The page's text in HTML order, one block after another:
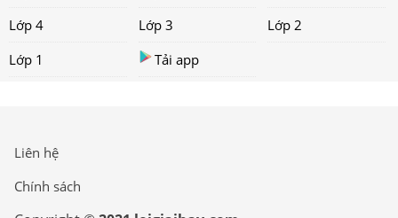
Lớp 4
Lớp 3
Lớp 2
Lớp 1
Tải app
Liên hệ
Chính sách